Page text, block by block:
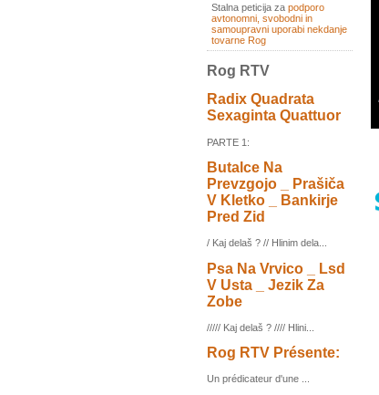
Stalna peticija za podporo
avtonomni, svobodni in
samoupravni uporabi nekdanje
tovarne Rog
Rog RTV
Radix Quadrata
Sexaginta Quattuor
PARTE 1:
Butalce Na
Prevzgojo _ Prašiča
V Kletko _ Bankirje
Pred Zid
/ Kaj delaš ? // Hlinim dela...
Psa Na Vrvico _ Lsd
V Usta _ Jezik Za
Zobe
///// Kaj delaš ? //// Hlini...
Rog RTV Présente:
Un prédicateur d'une ...